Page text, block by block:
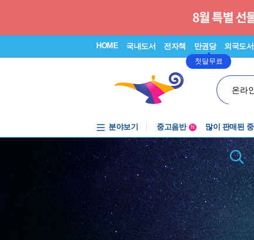
HOME 국내도서 전자책 만권당
첫달무료
외국도서
온라
분야보기
1천원부터
중고음반
N 많이 판매된